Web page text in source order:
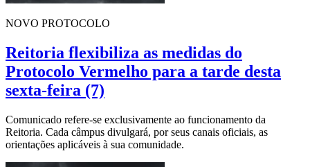
NOVO PROTOCOLO
Reitoria flexibiliza as medidas do
Protocolo Vermelho para a tarde desta
sexta-feira (7)
Comunicado refere-se exclusivamente ao funcionamento da
Reitoria. Cada câmpus divulgará, por seus canais oficiais, as
orientações aplicáveis à sua comunidade.